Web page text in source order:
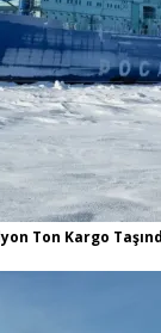
] YKS Tercih
] Kızılay Metro
MANŞET
]
2026-ALES/2
] Yeşil Vadi Arsa
Ton Kargo